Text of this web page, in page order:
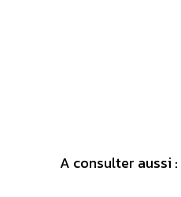
A consulter aussi :